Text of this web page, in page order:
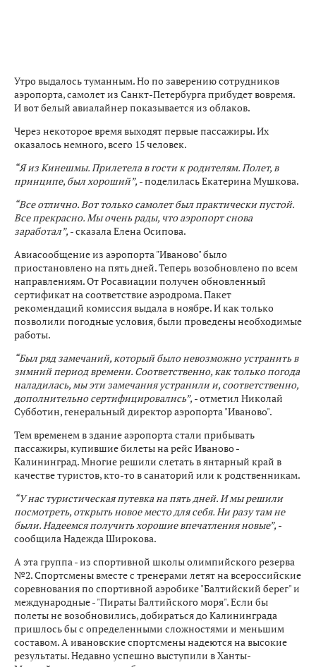
Утро выдалось туманным. Но по заверению сотрудников
аэропорта, самолет из Санкт-Петербурга прибудет вовремя.
И вот белый авиалайнер показывается из облаков.
Через некоторое время выходят первые пассажиры. Их
оказалось немного, всего 15 человек.
“Я из Кинешмы. Прилетела в гости к родителям. Полет, в
принципе, был хороший”, - поделилась Екатерина Мушкова.
“Все отлично. Вот только самолет был практически пустой.
Все прекрасно. Мы очень рады, что аэропорт снова
заработал”, - сказала Елена Осипова.
Авиасообщение из аэропорта "Иваново" было
приостановлено на пять дней. Теперь возобновлено по всем
направлениям. От Росавиации получен обновленный
сертификат на соответствие аэродрома. Пакет
рекомендаций комиссия выдала в ноябре. И как только
позволили погодные условия, были проведены необходимые
работы.
“Был ряд замечаний, который было невозможно устранить в
зимний период времени. Соответственно, как только погода
наладилась, мы эти замечания устранили и, соответственно,
дополнительно сертифицировались”, - отметил Николай
Субботин, генеральный директор аэропорта "Иваново".
Тем временем в здание аэропорта стали прибывать
пассажиры, купившие билеты на рейс Иваново -
Калининград. Многие решили слетать в янтарный край в
качестве туристов, кто-то в санаторий или к родственникам.
“У нас туристическая путевка на пять дней. И мы решили
посмотреть, открыть новое место для себя. Ни разу там не
были. Надеемся получить хорошие впечатления новые”, -
сообщила Надежда Широкова.
А эта группа - из спортивной школы олимпийского резерва
№2. Спортсмены вместе с тренерами летят на всероссийские
соревнования по спортивной аэробике "Балтийский берег" и
международные - "Пираты Балтийского моря". Если бы
полеты не возобновились, добираться до Калининграда
пришлось бы с определенными сложностями и меньшим
составом. А ивановские спортсмены надеются на высокие
результаты. Недавно успешно выступили в Ханты-